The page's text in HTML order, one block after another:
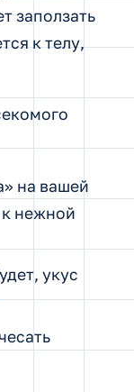
заползать
к телу,
на вашей
нежной
укус